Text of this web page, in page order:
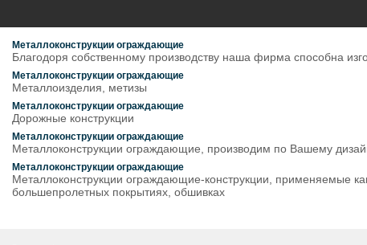
Металлоконструкции ограждающие
Благодоря собственному производству наша фирма способна
Металлоконструкции ограждающие
Металлоизделия, метизы
Металлоконструкции ограждающие
Дорожные конструкции
Металлоконструкции ограждающие
Металлоконструкции ограждающие, производим по Вашему
Металлоконструкции ограждающие
Металлоконструкции ограждающие-конструкции, применяемые
большепролетных покрытиях, обшивках